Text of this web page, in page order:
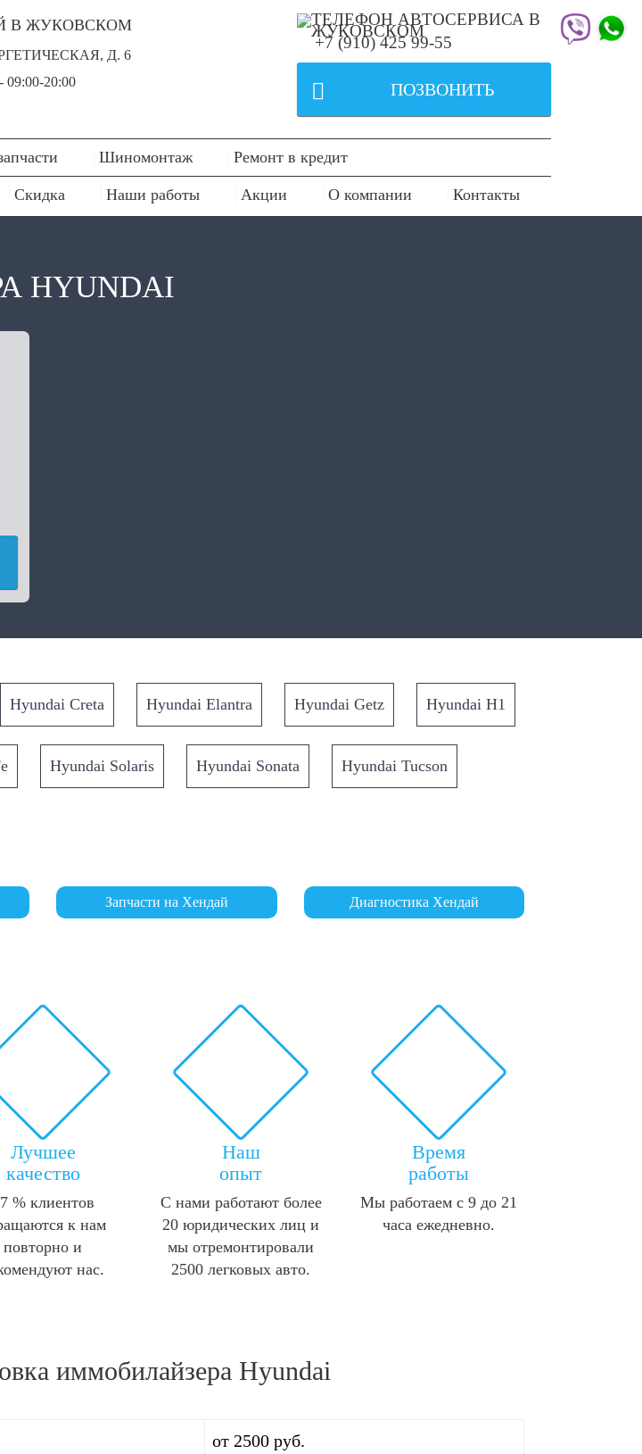
В ЖУКОВСКОМ
Д. 6
20:00
+7 (910) 425 99-55
 ПОЗВОНИТЬ
Шиномонтаж Ремонт в кредит
Скидка Наши работы Акции О компании Контакты
HYUNDAI
Hyundai Creta Hyundai Elantra Hyundai Getz Hyundai H1
Hyundai Solaris Hyundai Sonata Hyundai Tucson
Запчасти на Хендай Диагностика Хендай
Лучшее
качество
% клиентов
к нам
повторно и
нас.
Наш
опыт
С нами работают более
20 юридических лиц и
мы отремонтировали
2500 легковых авто.
Время
работы
Мы работаем с 9 до 21
часа ежедневно.
иммобилайзера Hyundai
от 2500 руб.